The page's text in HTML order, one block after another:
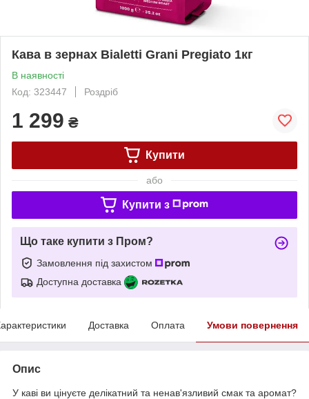
Кава в зернах Bialetti Grani Pregiato 1кг
В наявності
Код: 323447
Роздріб
1 299 ₴
Купити
або
Купити з
Що таке купити з Пром?
Замовлення під захистом
Доступна доставка
Доставка Оплата Умови повернення
Опис
У каві ви цінуєте делікатний та ненав'язливий смак та аромат?